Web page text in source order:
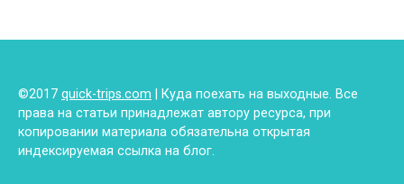
©2017 quick-trips.com | Куда поехать на выходные. Все
права на статьи принадлежат автору ресурса, при
копировании материала обязательна открытая
индексируемая ссылка на блог.